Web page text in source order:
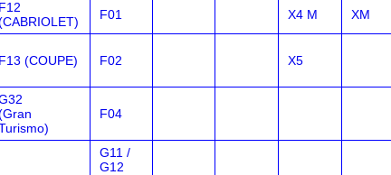
F12
F01 X4 M XM
F13 (COUPE) F02 X5
F04
G11 /
G12